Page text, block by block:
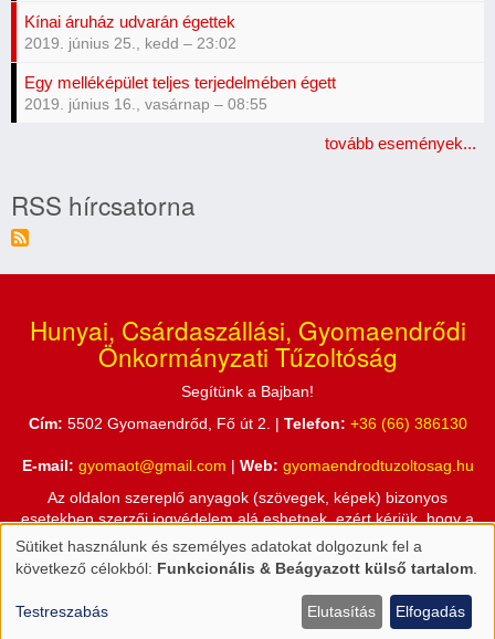
Kínai áruház udvarán égettek
2019. június 25., kedd – 23:02
Egy melléképület teljes terjedelmében égett
2019. június 16., vasárnap – 08:55
tovább események...
RSS hírcsatorna
Hunyai, Csárdaszállási, Gyomaendrődi
Önkormányzati Tűzoltóság
Segítünk a Bajban!
Cím: 5502 Gyomaendrőd, Fő út 2. | Telefon: +36 (66) 386130
E-mail: gyomaot@gmail.com Web: gyomaendrodtuzoltosag.hu
Az oldalon szereplő anyagok (szövegek, képek) bizonyos
esetekben szerzői jogvédelem alá eshetnek, ezért kérjük, hogy a
honlapon található információkat csak a Hunyai, Csárdaszállási,
Gyomaendrődi Önkormányzati Tűzoltóság engedélyével használja
Személyes
és
Sütiket használunk és személyes adatokat dolgozunk fel a
következő célokból: Funkcionális & Beágyazott külső tartalom
Testreszabás Elutasítás Elfogadás